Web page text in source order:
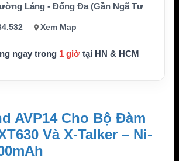
Láng - Đống Đa (Gần Ngã Tư
Xem Map
ngay trong 1 giờ tại HN & HCM
AVP14 Cho Bộ Đàm
Và X-Talker – Ni-